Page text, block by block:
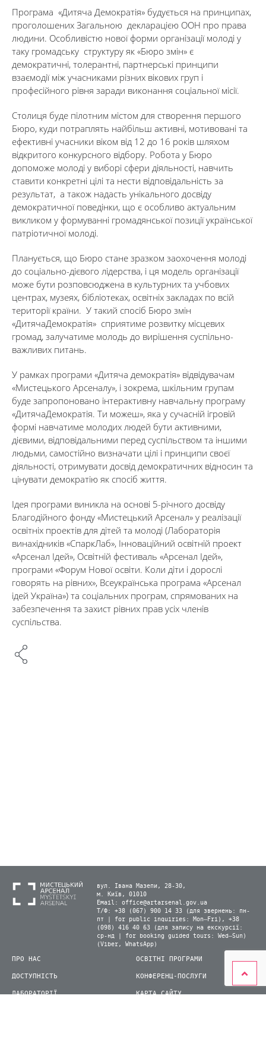
Програма «Дитяча Демократія» будується на принципах,
проголошених Загальною декларацією ООН про права
людини. Особливістю нової форми організації молоді у
таку громадську структуру як «Бюро змін» є
демократичні, толерантні, партнерські принципи
взаємодії між учасниками різних вікових груп і
професійного рівня заради виконання соціальної місії.
Столиця буде пілотним містом для створення першого
Бюро, куди потраплять найбільш активні, мотивовані та
ефективні учасники віком від 12 до 16 років шляхом
відкритого конкурсного відбору. Робота у Бюро
допоможе молоді у виборі сфери діяльності, навчить
ставити конкретні цілі та нести відповідальність за
результат, а також надасть унікального досвіду
демократичної поведінки, що є особливо актуальним
викликом у формуванні громадянської позиції української
патріотичної молоді.
Планується, що Бюро стане зразком заохочення молоді
до соціально-дієвого лідерства, і ця модель організації
може бути розповсюджена в культурних та учбових
центрах, музеях, бібліотеках, освітніх закладах по всій
території країни. У такий спосіб Бюро змін
«ДитячаДемократія» сприятиме розвитку місцевих
громад, залучатиме молодь до вирішення суспільно-
важливих питань.
У рамках програми «Дитяча демократія» відвідувачам
«Мистецького Арсеналу», і зокрема, шкільним групам
буде запропоновано інтерактивну навчальну програму
«ДитячаДемократія. Ти можеш», яка у сучасній ігровій
формі навчатиме молодих людей бути активними,
дієвими, відповідальними перед суспільством та іншими
людьми, самостійно визначати цілі і принципи своєї
діяльності, отримувати досвід демократичних відносин та
цінувати демократію як спосіб життя.
Ідея програми виникла на основі 5-річного досвіду
Благодійного фонду «Мистецький Арсенал» у реалізації
освітніх проектів для дітей та молоді (Лабораторія
винахідників «СпаркЛаб», Інноваційний освітній проект
«Арсенал Ідей», Освітній фестиваль «Арсенал Ідей»,
програми «Форум Нової освіти. Коли діти і дорослі
говорять на рівних», Всеукраїнська програма «Арсенал
ідей Україна») та соціальних програм, спрямованих на
забезпечення та захист рівних прав усіх членів
суспільства.
вул. Івана Мазепи, 28-30,
м. Київ, 01010
Email: office@artarsenal.gov.ua
Т/Ф: +38 (067) 900 14 33 (для звернень: пн-
пт | for public inquiries: Mon–Fri), +38
(098) 416 40 63 (для запису на екскурсії:
ср-нд | for booking guided tours: Wed–Sun)
(Viber, WhatsApp)
ПРО НАС
ДОСТУПНІСТЬ
ЛАБОРАТОРІЇ
ОСВІТНІ ПРОГРАМИ
КОНФЕРЕНЦ-ПОСЛУГИ
КАРТА САЙТУ